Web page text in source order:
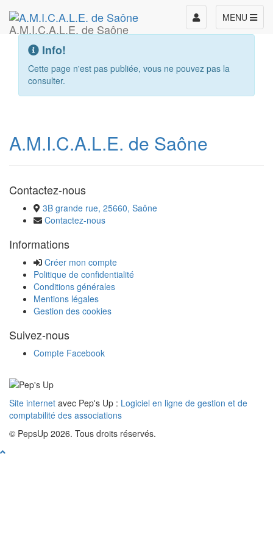
A.M.I.C.A.L.E. de Saône
MENU
Toggle
navigation
Info!
Cette page n'est pas publiée, vous ne pouvez pas la
consulter.
A.M.I.C.A.L.E. de Saône
Contactez-nous
3B grande rue, 25660, Saône
Contactez-nous
Informations
Créer mon compte
Politique de confidentialité
Conditions générales
Mentions légales
Gestion des cookies
Suivez-nous
Compte Facebook
Site internet avec Pep's Up : Logiciel en ligne de gestion et de
comptabilité des associations
© PepsUp 2026. Tous droits réservés.